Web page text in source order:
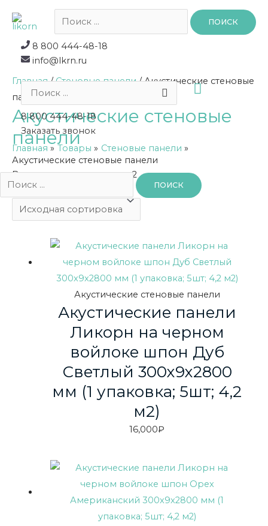
МЕНЮ
8 800 444-48-18
info@lkrn.ru
Поиск:
8 800 444-48-18
Заказать звонок
Главная
Товары
Стеновые панели
Акустические стеновые панели
Поиск:
Поиск:
Главная/Стеновые панели/ Акустические стеновые
панели
Акустические стеновые
панели
Всего товаров в разделе: 2
Акустические стеновые панели
Акустические панели
Ликорн на черном
войлоке шпон Дуб
Светлый 300х9х2800
мм (1 упаковка; 5шт; 4,2
м2)
16,000₽